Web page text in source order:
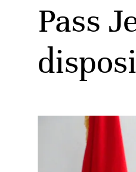
Pass